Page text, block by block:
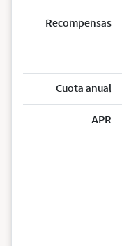
Recompensas
Cuota anual
APR